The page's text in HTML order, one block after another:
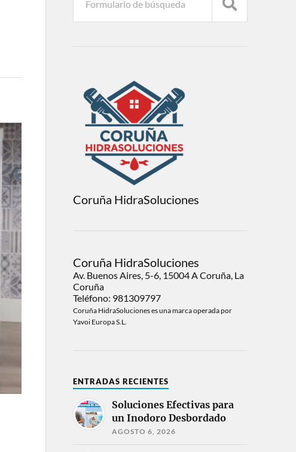
Coruña HidraSoluciones
Coruña HidraSoluciones
Av. Buenos Aires, 5-6, 15004 A Coruña, La
Coruña
Teléfono: 981309797
Coruña HidraSoluciones es una marca operada por
Yavoi Europa S.L.
ENTRADAS RECIENTES
Soluciones Efectivas para
un Inodoro Desbordado
AGOSTO 6, 2026